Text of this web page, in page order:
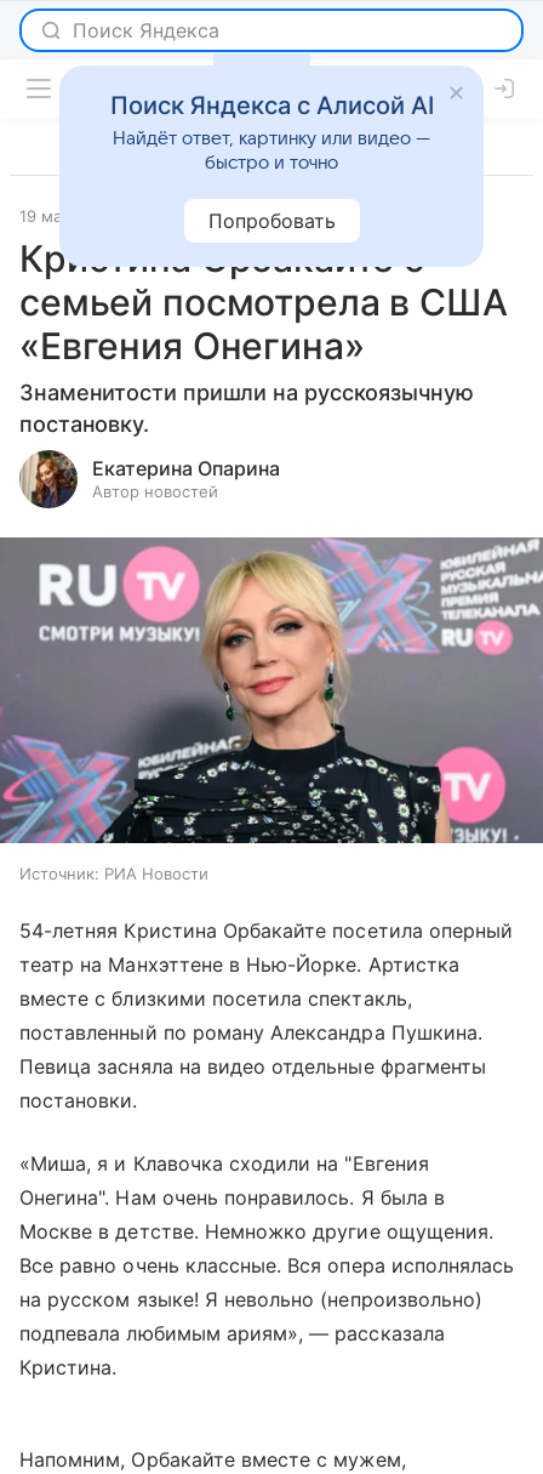
19 мая 2026 Светская жизнь
Кристина Орбакайте с
семьей посмотрела в США
«Евгения Онегина»
Знаменитости пришли на русскоязычную
постановку.
Екатерина Опарина
Автор новостей
Источник: РИА Новости
54-летняя Кристина Орбакайте посетила оперный
театр на Манхэттене в Нью-Йорке. Артистка
вместе с близкими посетила спектакль,
поставленный по роману Александра Пушкина.
Певица засняла на видео отдельные фрагменты
постановки.
«Миша, я и Клавочка сходили на "Евгения
Онегина". Нам очень понравилось. Я была в
Москве в детстве. Немножко другие ощущения.
Все равно очень классные. Вся опера исполнялась
на русском языке! Я невольно (непроизвольно)
подпевала любимым ариям», — рассказала
Кристина.
Напомним, Орбакайте вместе с мужем,
Поиск Яндекса с Алисой AI
Найдёт ответ, картинку или видео —
быстро и точно
Попробовать